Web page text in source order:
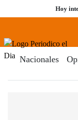
al
Hoy
Menú
Nacionales